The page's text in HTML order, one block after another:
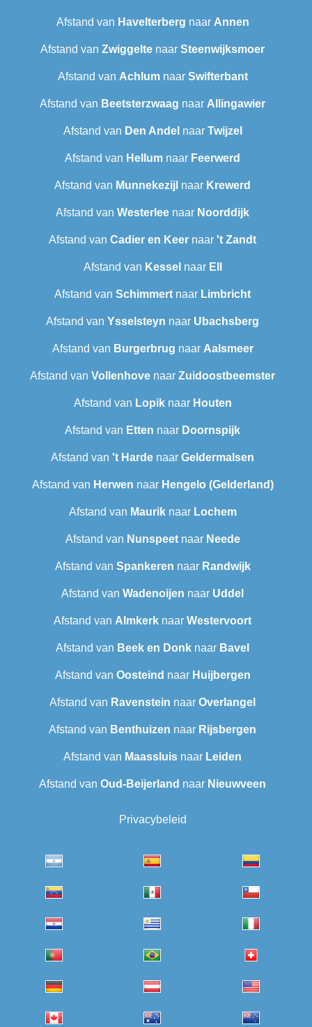
Afstand van Havelterberg naar Annen
Afstand van Zwiggelte naar Steenwijksmoer
Afstand van Achlumnaar Swifterbant
Afstand van Beetsterzwaag naar Allingawier
Afstand van Den Andel naar Twijzel
Afstand van Hellum naar Feerwerd
Afstand van Munnekezijl naar Krewerd
Afstand van Westerlee naar Noorddijk
Afstand van Cadier en Keer naar 't Zandt
Afstand van Kessel naar Ell
Afstand van Schimmert naar Limbricht
Afstand van Ysselsteyn naar Ubachsberg
Afstand van Burgerbrug naar Aalsmeer
Afstand van Vollenhove naar Zuidoostbeemster
Afstand van Lopiknaar Houten
Afstand van Etten naar Doornspijk
Afstand van 't Harde naar Geldermalsen
Afstand van Herwen naar Hengelo (Gelderland)
Afstand van Mauriknaar Lochem
Afstand van Nunspeetnaar Neede
Afstand van Spankeren naar Randwijk
Afstand van Wadenoijen naar Uddel
Afstand van Almkerk naar Westervoort
Afstand van Beek en Donk naar Bavel
Afstand van Oosteind naar Huijbergen
Afstand van Ravenstein naar Overlangel
Afstand van Benthuizen naar Rijsbergen
Afstand van Maassluis naar Leiden
Afstand van Oud-Beijerland naar Nieuwveen
Privacybeleid